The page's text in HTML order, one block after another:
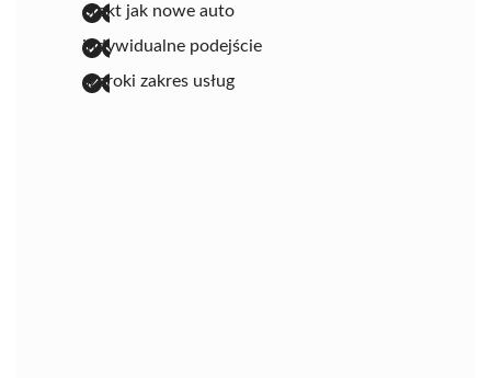
efekt jak nowe auto
indywidualne podejście
szeroki zakres usług